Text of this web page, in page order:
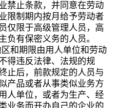
禁止条款，并同意在劳动
限制期内按月给予劳动者
仅限于高级管理人员，高
负有保密义务的人员。
和期限由用人单位和劳动
得违反法律、法规的规
止后，前款规定的人员与
产品或者从事类似业务方
人单位，或者为生产、经